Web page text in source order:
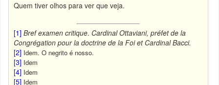
Quem tiver olhos para ver que veja.
[1] Bref examen critique. Cardinal Ottaviani, préfet de la
Congrégation pour la doctrine de la Foi et Cardinal Bacci.
[2] Idem. O negrito é nosso.
[3] Idem
[4] Idem
[5] Idem